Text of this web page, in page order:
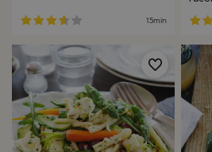
15min
Spara